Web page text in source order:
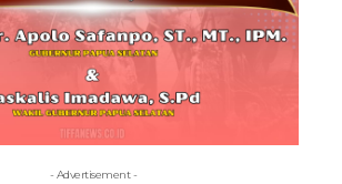
- Advertisement -